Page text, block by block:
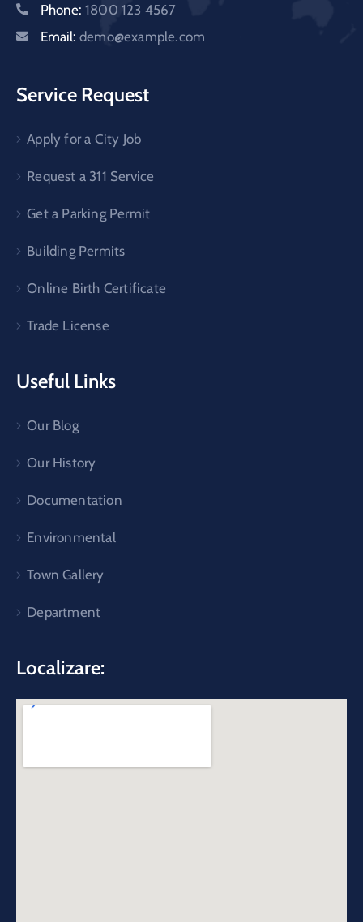
Phone: 1800 123 4567
Email: demo@example.com
Service Request
Apply for a City Job
Request a 311 Service
Get a Parking Permit
Building Permits
Online Birth Certificate
Trade License
Useful Links
Our Blog
Our History
Documentation
Environmental
Town Gallery
Department
Localizare: